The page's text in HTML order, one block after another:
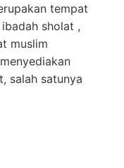
tempat
sholat ,
muslim
salah satunya